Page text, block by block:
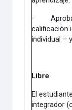
·
calificación
individual –
Libre
El
integrador